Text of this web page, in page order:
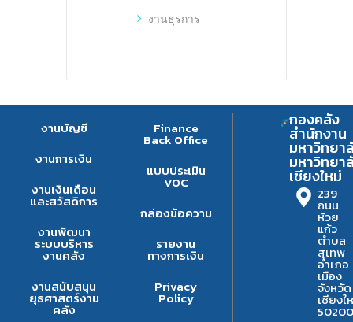
งานธุรการ
งานบัญชี
งานการเงิน
งานเงินเดือน
และสวัสดิการ
งานพัฒนา
ระบบบริหาร
งานคลัง
งานสนับสนุน
ยุธศาสตร์งาน
คลัง
Finance
Back Office
แบบประเมิน
VOC
กล่องข้อความ
รายงาน
ทางการเงิน
Privacy
Policy
กองคลัง
สำนักงาน
มหาวิทยา
มหาวิทยา
เชียงใหม่
239
ถนน
ห้วย
แก้ว
ตำบล
สุเทพ
อำเภอ
เมือง
จังหวัด
เชียงใ
50200